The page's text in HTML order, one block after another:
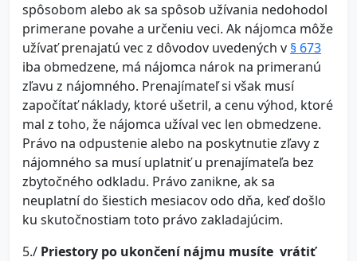
spôsobom alebo ak sa spôsob užívania nedohodol
primerane povahe a určeniu veci. Ak nájomca môže
užívať prenajatú vec z dôvodov uvedených v § 673
iba obmedzene, má nájomca nárok na primeranú
zľavu z nájomného. Prenajímateľ si však musí
započítať náklady, ktoré ušetril, a cenu výhod, ktoré
mal z toho, že nájomca užíval vec len obmedzene.
Právo na odpustenie alebo na poskytnutie zľavy z
nájomného sa musí uplatniť u prenajímateľa bez
zbytočného odkladu. Právo zanikne, ak sa
neuplatní do šiestich mesiacov odo dňa, keď došlo
ku skutočnostiam toto právo zakladajúcim.
5./ Priestory po ukončení nájmu musíte vrátiť